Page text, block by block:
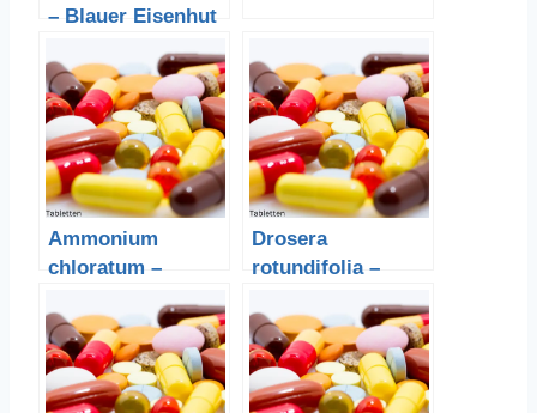
– Blauer Eisenhut
Ammonium
chloratum –
Drosera
rotundifolia –